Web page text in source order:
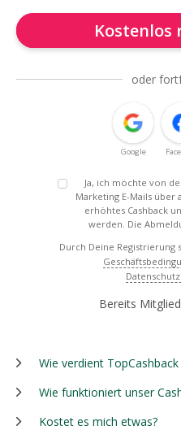
Kostenlos
oder
Google
Ja, ich möchte von
Marketing E-Mails über
erhöhtes Cashback
werden. Die
Durch Deine Registrierung
Bereits
Wie verdient TopCashback
Wie funktioniert unser
Kostet es mich etwas?